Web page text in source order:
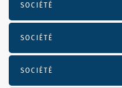
SOCIÉTÉ
SOCIÉTÉ
SOCIÉTÉ